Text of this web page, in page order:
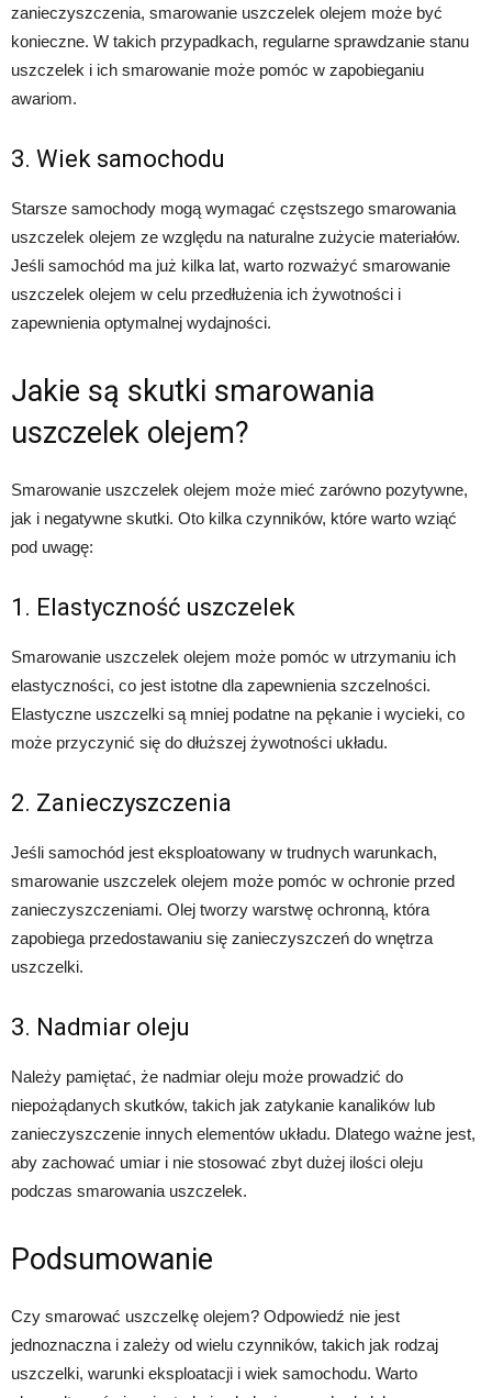
zanieczyszczenia, smarowanie uszczelek olejem może być
konieczne. W takich przypadkach, regularne sprawdzanie stanu
uszczelek i ich smarowanie może pomóc w zapobieganiu
awariom.
3. Wiek samochodu
Starsze samochody mogą wymagać częstszego smarowania
uszczelek olejem ze względu na naturalne zużycie materiałów.
Jeśli samochód ma już kilka lat, warto rozważyć smarowanie
uszczelek olejem w celu przedłużenia ich żywotności i
zapewnienia optymalnej wydajności.
Jakie są skutki smarowania
uszczelek olejem?
Smarowanie uszczelek olejem może mieć zarówno pozytywne,
jak i negatywne skutki. Oto kilka czynników, które warto wziąć
pod uwagę:
1. Elastyczność uszczelek
Smarowanie uszczelek olejem może pomóc w utrzymaniu ich
elastyczności, co jest istotne dla zapewnienia szczelności.
Elastyczne uszczelki są mniej podatne na pękanie i wycieki, co
może przyczynić się do dłuższej żywotności układu.
2. Zanieczyszczenia
Jeśli samochód jest eksploatowany w trudnych warunkach,
smarowanie uszczelek olejem może pomóc w ochronie przed
zanieczyszczeniami. Olej tworzy warstwę ochronną, która
zapobiega przedostawaniu się zanieczyszczeń do wnętrza
uszczelki.
3. Nadmiar oleju
Należy pamiętać, że nadmiar oleju może prowadzić do
niepożądanych skutków, takich jak zatykanie kanalików lub
zanieczyszczenie innych elementów układu. Dlatego ważne jest,
aby zachować umiar i nie stosować zbyt dużej ilości oleju
podczas smarowania uszczelek.
Podsumowanie
Czy smarować uszczelkę olejem? Odpowiedź nie jest
jednoznaczna i zależy od wielu czynników, takich jak rodzaj
uszczelki, warunki eksploatacji i wiek samochodu. Warto